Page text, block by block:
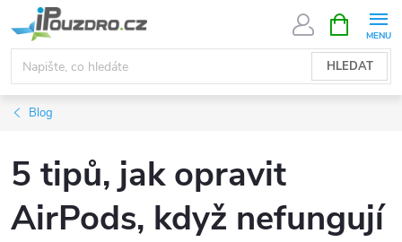
na
obsah
HLEDAT
NÁKUPNÍ
KOŠÍK
Blog
5 tipů, jak opravit
AirPods, když nefungují